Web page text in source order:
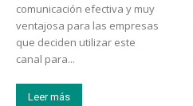
comunicación efectiva y muy
ventajosa para las empresas
que deciden utilizar este
canal para...
Leer más